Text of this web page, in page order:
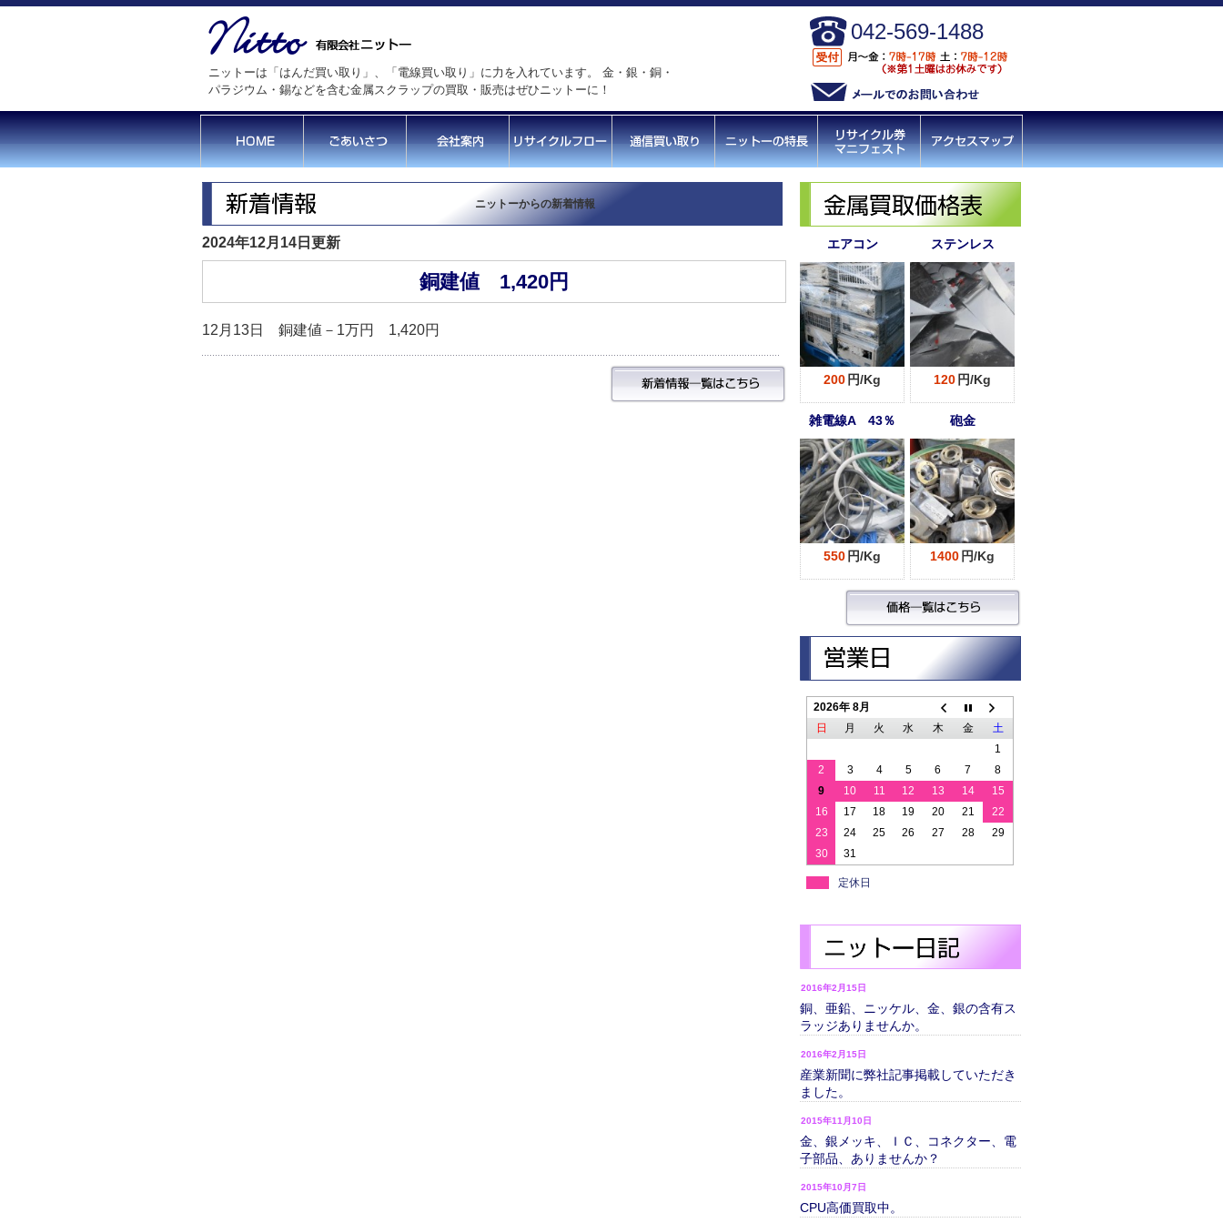
ニットーは「はんだ買い取り」、「電線買い取り」に力を入れています。 金・銀・銅・
パラジウム・錫などを含む金属スクラップの買取・販売はぜひニットーに！
042-569-1488
ニットーからの新着情報
2024年12月14日更新
銅建値 1,420円
12月13日 銅建値－1万円 1,420円
エアコン
200 円/Kg
ステンレス
120 円/Kg
雑電線A 43％
550 円/Kg
砲金
1400 円/Kg
2026年 8月
日
月 火 水 木 金
土
1
2
3 4 5 6 7
8
9
10 11 12 13 14
15
16
17 18 19 20 21
22
23
24 25 26 27 28
29
30
31
定休日
2016年2月15日
銅、亜鉛、ニッケル、金、銀の含有ス
ラッジありませんか。
2016年2月15日
産業新聞に弊社記事掲載していただき
ました。
2015年11月10日
金、銀メッキ、ＩＣ、コネクター、電
子部品、ありませんか？
2015年10月7日
CPU高価買取中。